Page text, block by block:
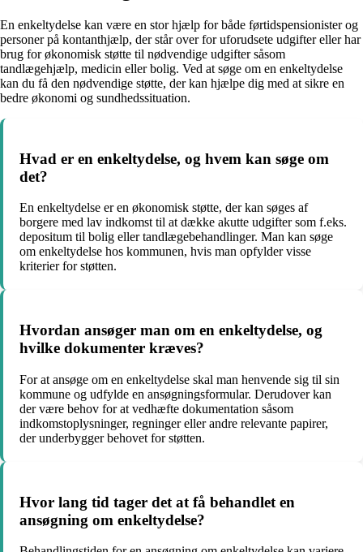
En enkeltydelse kan være en stor hjælp for både førtidspensionister og
personer på kontanthjælp, der står over for uforudsete udgifter eller har
brug for økonomisk støtte til nødvendige udgifter såsom
tandlægehjælp, medicin eller bolig. Ved at søge om en enkeltydelse
kan du få den nødvendige støtte, der kan hjælpe dig med at sikre en
bedre økonomi og sundhedssituation.
Hvad er en enkeltydelse, og hvem kan søge om
det?
En enkeltydelse er en økonomisk støtte, der kan søges af
borgere med lav indkomst til at dække akutte udgifter som f.eks.
depositum til bolig eller tandlægebehandlinger. Man kan søge
om enkeltydelse hos kommunen, hvis man opfylder visse
kriterier for støtten.
Hvordan ansøger man om en enkeltydelse, og
hvilke dokumenter kræves?
For at ansøge om en enkeltydelse skal man henvende sig til sin
kommune og udfylde en ansøgningsformular. Derudover kan
der være behov for at vedhæfte dokumentation såsom
indkomstoplysninger, regninger eller andre relevante papirer,
der underbygger behovet for støtten.
Hvor lang tid tager det at få behandlet en
ansøgning om enkeltydelse?